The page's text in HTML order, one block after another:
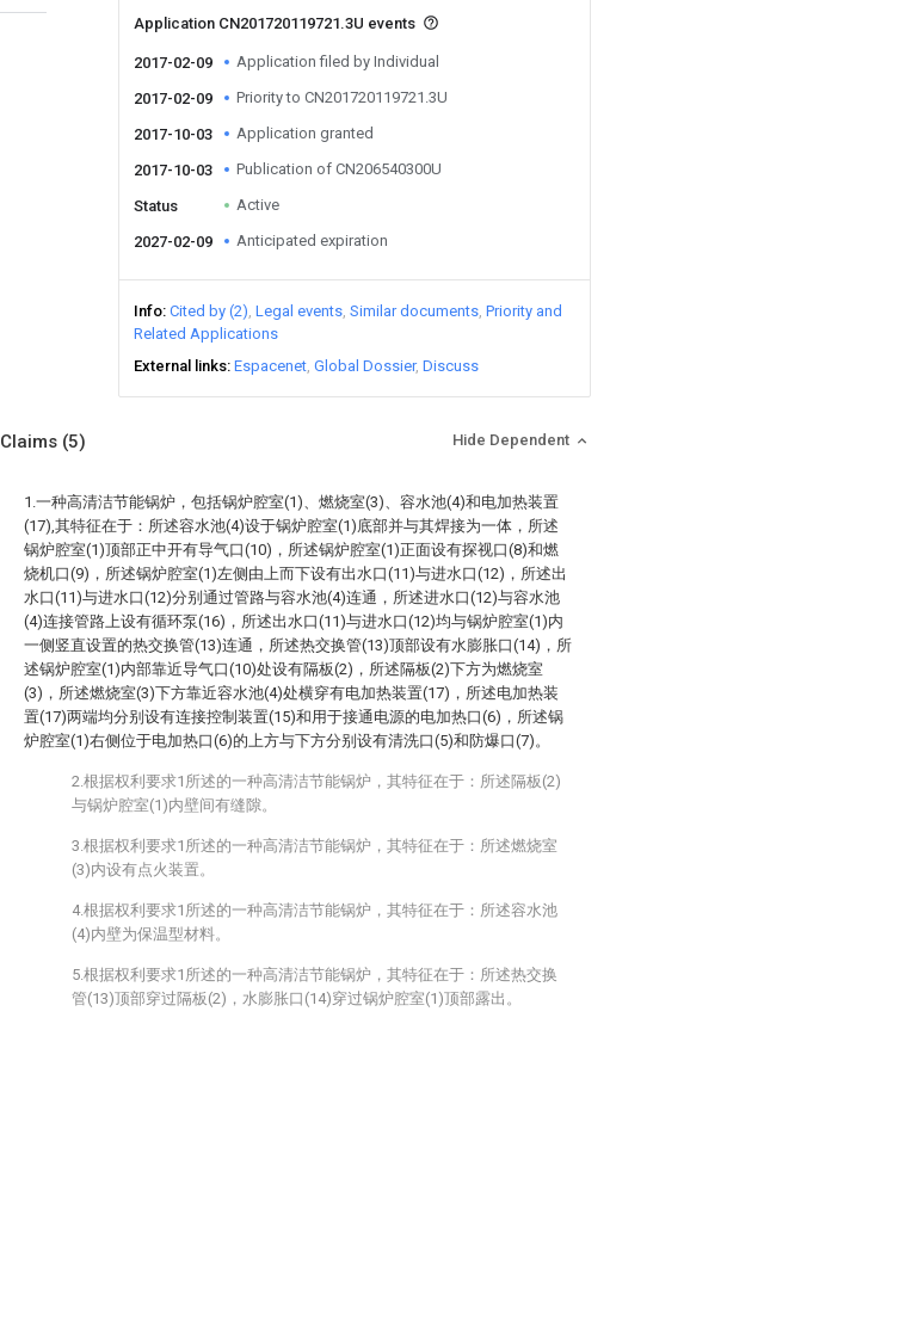
Application CN201720119721.3U events
2017-02-09 Application filed by Individual
2017-02-09 Priority to CN201720119721.3U
2017-10-03 Application granted
2017-10-03 Publication of CN206540300U
Status Active
2027-02-09 Anticipated expiration
Info Cited by (2) Legal events Similar documents Priority and
Related Applications
External links Espacenet Global Dossier Discuss
Claims (5) Hide Dependent
1.一种高清洁节能锅炉，包括锅炉腔室(1)、燃烧室(3)、容水池(4)和电加热装置
(17),其特征在于：所述容水池(4)设于锅炉腔室(1)底部并与其焊接为一体，所述
锅炉腔室(1)顶部正中开有导气口(10)，所述锅炉腔室(1)正面设有探视口(8)和燃
烧机口(9)，所述锅炉腔室(1)左侧由上而下设有出水口(11)与进水口(12)，所述出
水口(11)与进水口(12)分别通过管路与容水池(4)连通，所述进水口(12)与容水池
(4)连接管路上设有循环泵(16)，所述出水口(11)与进水口(12)均与锅炉腔室(1)内
一侧竖直设置的热交换管(13)连通，所述热交换管(13)顶部设有水膨胀口(14)，所
述锅炉腔室(1)内部靠近导气口(10)处设有隔板(2)，所述隔板(2)下方为燃烧室
(3)，所述燃烧室(3)下方靠近容水池(4)处横穿有电加热装置(17)，所述电加热装
置(17)两端均分别设有连接控制装置(15)和用于接通电源的电加热口(6)，所述锅
炉腔室(1)右侧位于电加热口(6)的上方与下方分别设有清洗口(5)和防爆口(7)。
2.根据权利要求1所述的一种高清洁节能锅炉，其特征在于：所述隔板(2)
与锅炉腔室(1)内壁间有缝隙。
3.根据权利要求1所述的一种高清洁节能锅炉，其特征在于：所述燃烧室
(3)内设有点火装置。
4.根据权利要求1所述的一种高清洁节能锅炉，其特征在于：所述容水池
(4)内壁为保温型材料。
5.根据权利要求1所述的一种高清洁节能锅炉，其特征在于：所述热交换
管(13)顶部穿过隔板(2)，水膨胀口(14)穿过锅炉腔室(1)顶部露出。